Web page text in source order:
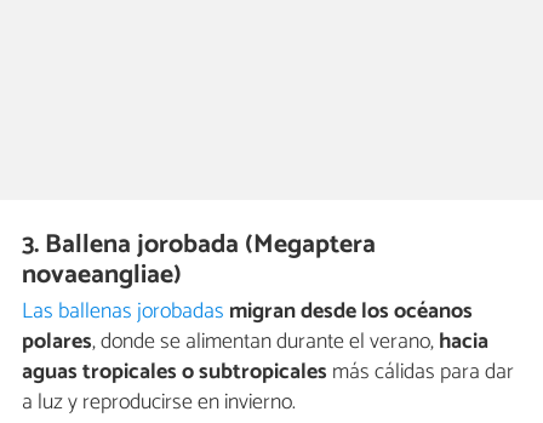
3. Ballena jorobada (Megaptera
novaeangliae)
Las ballenas jorobadas migran desde los océanos
polares, donde se alimentan durante el verano,hacia
aguas tropicales o subtropicales más cálidas para dar
a luz y reproducirse en invierno.